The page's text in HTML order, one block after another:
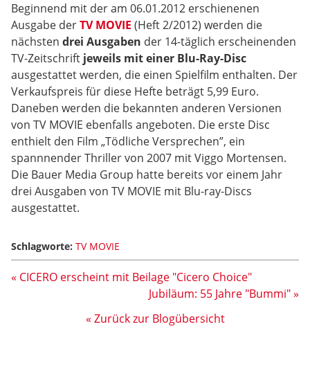
Beginnend mit der am 06.01.2012 erschienenen
Ausgabe derTV MOVIE (Heft 2/2012) werden die
nächsten drei Ausgaben der 14-täglich erscheinenden
TV-Zeitschrift jeweils mit einer Blu-Ray-Disc
ausgestattet werden, die einen Spielfilm enthalten. Der
Verkaufspreis für diese Hefte beträgt 5,99 Euro.
Daneben werden die bekannten anderen Versionen
von TV MOVIE ebenfalls angeboten. Die erste Disc
enthielt den Film „Tödliche Versprechen”, ein
spannnender Thriller von 2007 mit Viggo Mortensen.
Die Bauer Media Group hatte bereits vor einem Jahr
drei Ausgaben von TV MOVIE mit Blu-ray-Discs
ausgestattet.
Schlagworte: TV MOVIE
« CICERO erscheint mit Beilage "Cicero Choice"
Jubiläum: 55 Jahre "Bummi" »
« Zurück zur Blogübersicht